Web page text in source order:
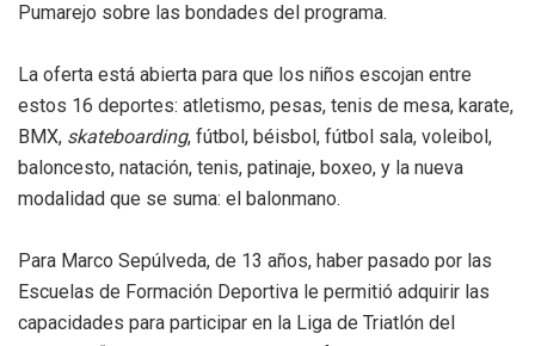
Pumarejo sobre las bondades del programa.
La oferta está abierta para que los niños escojan entre
estos 16 deportes: atletismo, pesas, tenis de mesa, karate,
BMX, skateboarding, fútbol, béisbol, fútbol sala, voleibol,
baloncesto, natación, tenis, patinaje, boxeo, y la nueva
modalidad que se suma: el balonmano.
Para Marco Sepúlveda, de 13 años, haber pasado por las
Escuelas de Formación Deportiva le permitió adquirir las
capacidades para participar en la Liga de Triatlón del